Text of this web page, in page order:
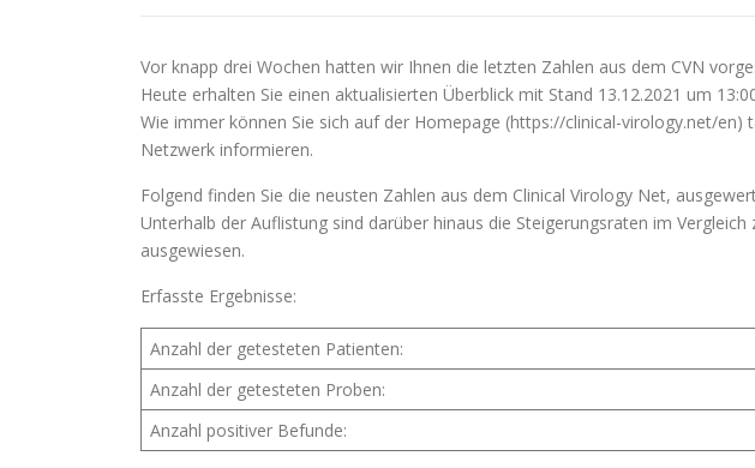
Vor knapp drei Wochen hatten wir Ihnen die letzten Zahlen aus dem CVN
Heute erhalten Sie einen aktualisierten Überblick mit Stand 13.12.2021 um
Wie immer können Sie sich auf der Homepage (https://clinical-virology.net/en)
Netzwerk informieren.
Folgend finden Sie die neusten Zahlen aus dem Clinical Virology Net,
Unterhalb der Auflistung sind darüber hinaus die Steigerungsraten im
ausgewiesen.
Erfasste Ergebnisse:
Anzahl der getesteten Patienten:
Anzahl der getesteten Proben:
Anzahl positiver Befunde: